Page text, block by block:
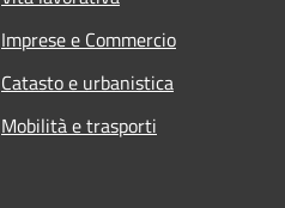
Imprese e Commercio
Catasto e urbanistica
Mobilità e trasporti